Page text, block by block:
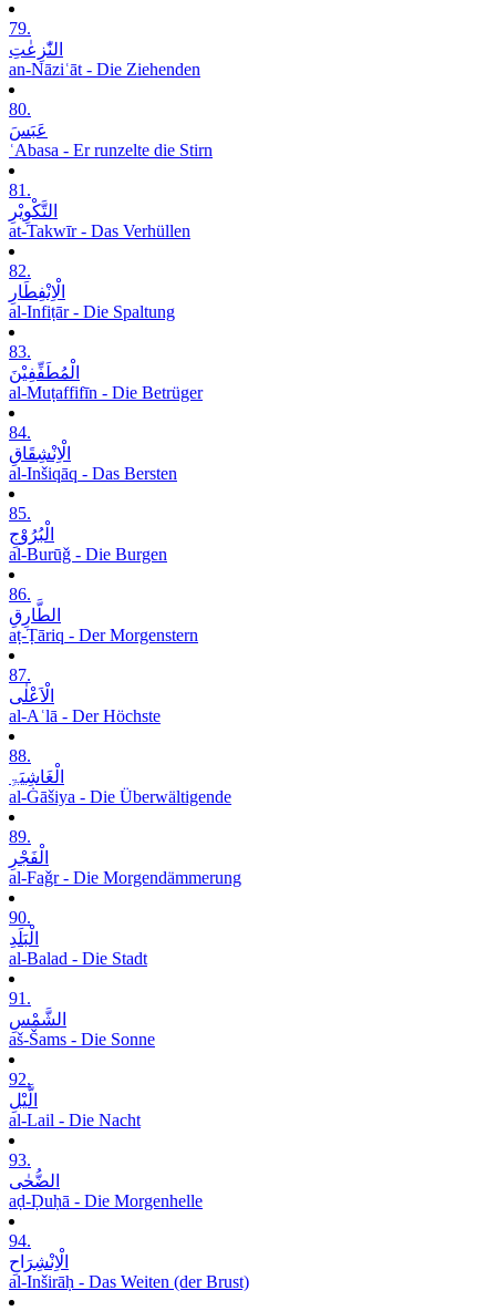
79.
النّٰزِعٰتِ
an-Nāziʿāt - Die Ziehenden
80.
عَبَسَ
ʿAbasa - Er runzelte die Stirn
81.
التَّکْوِیْرِ
at-Takwīr - Das Verhüllen
82.
الْاِنْفِطَارِ
al-Infiṭār - Die Spaltung
83.
الْمُطَفِّفِیْنَ
al-Muṭaffifīn - Die Betrüger
84.
الْاِنْشِقَاقِ
al-Inšiqāq - Das Bersten
85.
الْبُرُوْجِ
al-Burūǧ - Die Burgen
86.
الطَّارِقِ
aṭ-Ṭāriq - Der Morgenstern
87.
الْاَعْلٰی
al-Aʿlā - Der Höchste
88.
الْغَاشِیَۃِ
al-Ġāšiya - Die Überwältigende
89.
الْفَجْرِ
al-Faǧr - Die Morgendämmerung
90.
الْبَلَدِ
al-Balad - Die Stadt
91.
الشَّمْسِ
aš-Šams - Die Sonne
92.
الَّیْلِ
al-Lail - Die Nacht
93.
الضُّحٰی
aḍ-Ḍuḥā - Die Morgenhelle
94.
الْاِنْشِرَاحِ
al-Inširāḥ - Das Weiten (der Brust)